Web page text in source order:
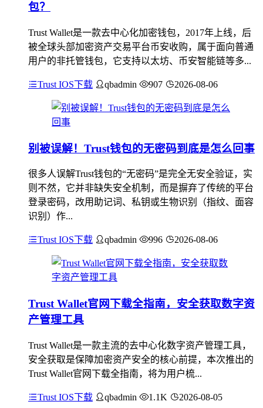
包？
Trust Wallet是一款去中心化加密钱包，2017年上线，后
被全球头部加密资产交易平台币安收购，属于面向普通
用户的非托管钱包，它支持以太坊、币安智能链等多...
Trust IOS下载 qbadmin 907 2026-08-06
别被误解！Trust钱包的无密码到底是怎么回事
很多人误解Trust钱包的“无密码”是完全无安全验证，实
则不然，它并非缺失安全机制，而是摒弃了传统的平台
登录密码，改用助记词、私钥或生物识别（指纹、面容
识别）作...
Trust IOS下载 qbadmin 996 2026-08-06
Trust Wallet官网下载全指南，安全获取数字资
产管理工具
Trust Wallet是一款主流的去中心化数字资产管理工具，
安全获取是保障加密资产安全的核心前提，本次推出的
Trust Wallet官网下载全指南，将为用户梳...
Trust IOS下载 qbadmin 1.1K 2026-08-05